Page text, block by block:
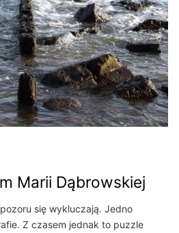
Marii Dąbrowskiej
się wykluczają. Jedno
Z czasem jednak to puzzle